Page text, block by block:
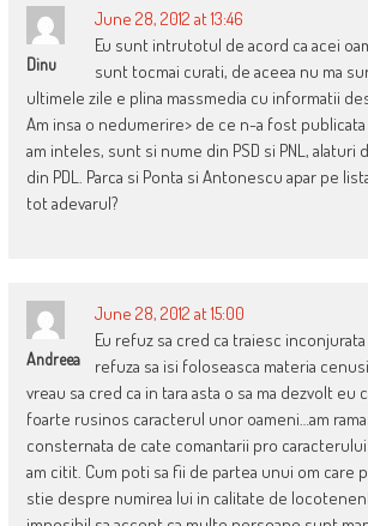
Dinu
June 28, 2012 at 13:46
Eu sunt intrutotul de acord ca acei
sunt tocmai curati, de aceea nu ma
ultimele zile e plina massmedia cu informatii
Am insa o nedumerire> de ce n-a fost
am inteles, sunt si nume din PSD si PNL,
din PDL. Parca si Ponta si Antonescu apar pe
tot adevarul?
Andreea
June 28, 2012 at 15:00
Eu refuz sa cred ca traiesc
refuza sa isi foloseasca materia
vreau sa cred ca in tara asta o sa ma dezvolt eu
foarte rusinos caracterul unor oameni…am
consternata de cate comantarii pro
am citit. Cum poti sa fii de partea unui om care
stie despre numirea lui in calitate de